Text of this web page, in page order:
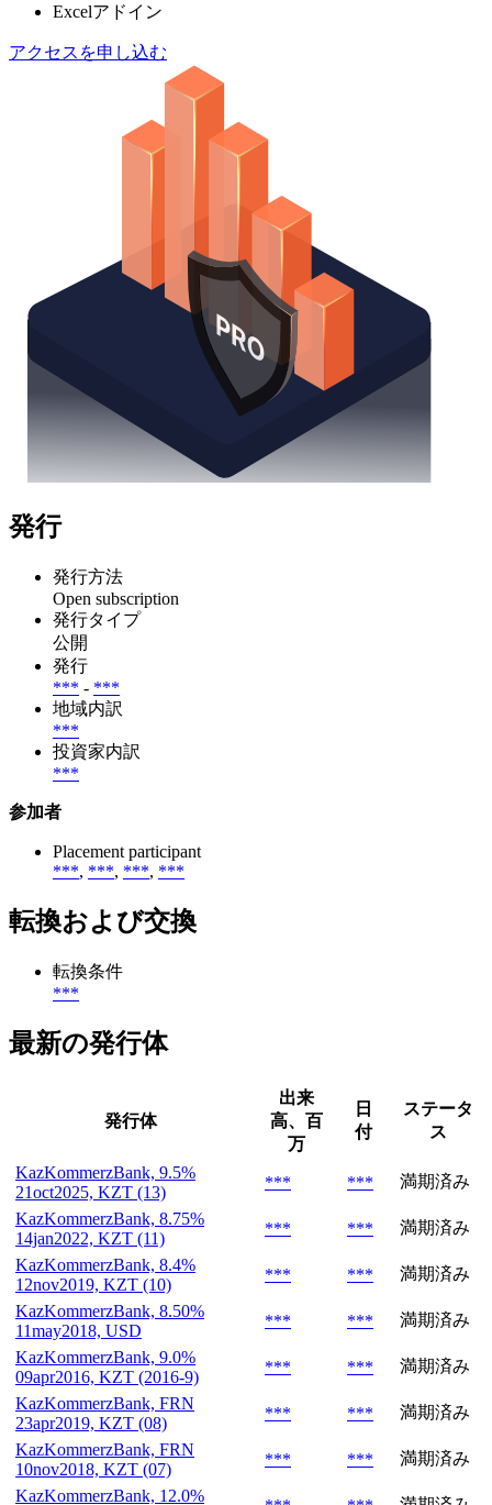
Excelアドイン
アクセスを申し込む
発行
発行方法
Open subscription
発行タイプ
公開
発行
*** - ***
地域内訳
***
投資家内訳
***
参加者
Placement participant
***, ***, ***, ***
転換および交換
転換条件
***
最新の発行体
発行体
出来
高、百
万
日
付
ステータ
ス
KazKommerzBank, 9.5%
21oct2025, KZT (13)
*** ***
満期済み
KazKommerzBank, 8.75%
14jan2022, KZT (11)
*** ***
満期済み
KazKommerzBank, 8.4%
12nov2019, KZT (10)
*** ***
満期済み
KazKommerzBank, 8.50%
11may2018, USD
*** ***
満期済み
KazKommerzBank, 9.0%
09apr2016, KZT (2016-9)
*** ***
満期済み
KazKommerzBank, FRN
23apr2019, KZT (08)
*** ***
満期済み
KazKommerzBank, FRN
10nov2018, KZT (07)
*** ***
満期済み
KazKommerzBank, 12.0%